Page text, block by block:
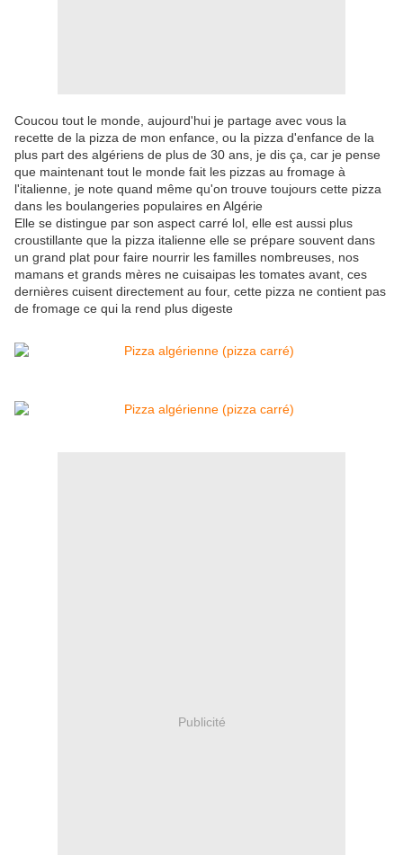
Coucou tout le monde, aujourd'hui je partage avec vous la
recette de la pizza de mon enfance, ou la pizza d'enfance de la
plus part des algériens de plus de 30 ans, je dis ça, car je pense
que maintenant tout le monde fait les pizzas au fromage à
l'italienne, je note quand même qu'on trouve toujours cette pizza
dans les boulangeries populaires en Algérie
Elle se distingue par son aspect carré lol, elle est aussi plus
croustillante que la pizza italienne elle se prépare souvent dans
un grand plat pour faire nourrir les familles nombreuses, nos
mamans et grands mères ne cuisaipas les tomates avant, ces
dernières cuisent directement au four, cette pizza ne contient pas
de fromage ce qui la rend plus digeste
Publicité